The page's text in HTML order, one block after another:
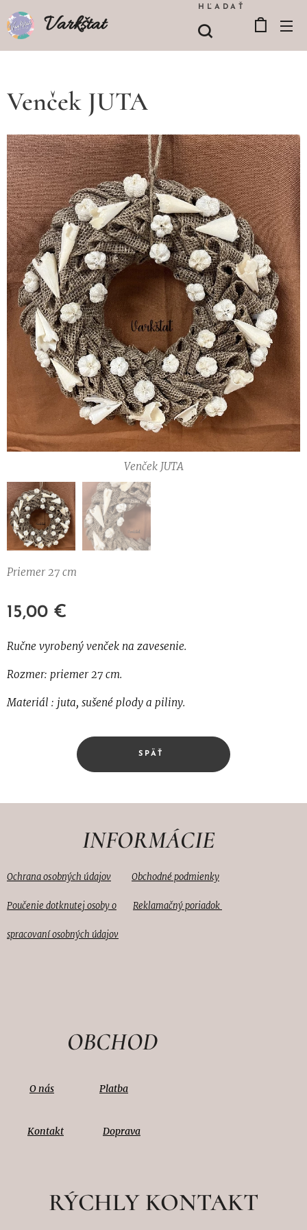
Varkštat
HĽADAŤ
Venček JUTA
Venček JUTA
Venček JUTA
Priemer 27 cm
15,00 €
Ručne vyrobený venček na zavesenie.
Rozmer: priemer 27 cm.
Materiál : juta, sušené plody a piliny.
SPÄŤ
INFORMÁCIE
Ochrana osobných údajov Obchodné podmienky
Poučenie dotknutej osoby o Reklamačný poriadok
spracovaní osobných údajov
OBCHOD
O nás Platba
Kontakt Doprava
RÝCHLY KONTAKT